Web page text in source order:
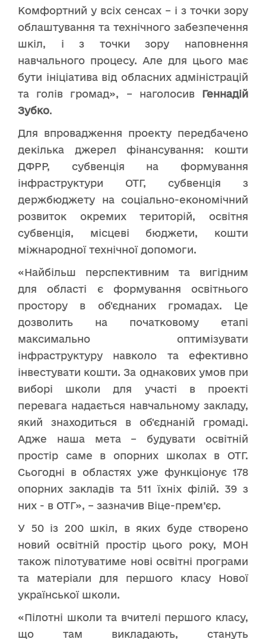
Комфортний у всіх сенсах – і з точки зору
облаштування та технічного забезпечення
шкіл, і з точки зору наповнення
навчального процесу. Але для цього має
бути ініціатива від обласних адміністрацій
та голів громад», – наголосив Геннадій
Зубко.
Для впровадження проекту передбачено
декілька джерел фінансування: кошти
ДФРР, субвенція на формування
інфраструктури ОТГ, субвенція з
держбюджету на соціально-економічний
розвиток окремих територій, освітня
субвенція, місцеві бюджети, кошти
міжнародної технічної допомоги.
«Найбільш перспективним та вигідним
для області є формування освітнього
простору в об'єднаних громадах. Це
дозволить на початковому етапі
максимально оптимізувати
інфраструктуру навколо та ефективно
інвестувати кошти. За однакових умов при
виборі школи для участі в проекті
перевага надається навчальному закладу,
який знаходиться в об'єднаній громаді.
Адже наша мета – будувати освітній
простір саме в опорних школах в ОТГ.
Сьогодні в областях уже функціонує 178
опорних закладів та 511 їхніх філій. 39 з
них - в ОТГ», – зазначив Віце-прем’єр.
У 50 із 200 шкіл, в яких буде створено
новий освітній простір цього року, МОН
також пілотуватиме нові освітні програми
та матеріали для першого класу Нової
української школи.
«Пілотні школи та вчителі першого класу,
що там викладають, стануть